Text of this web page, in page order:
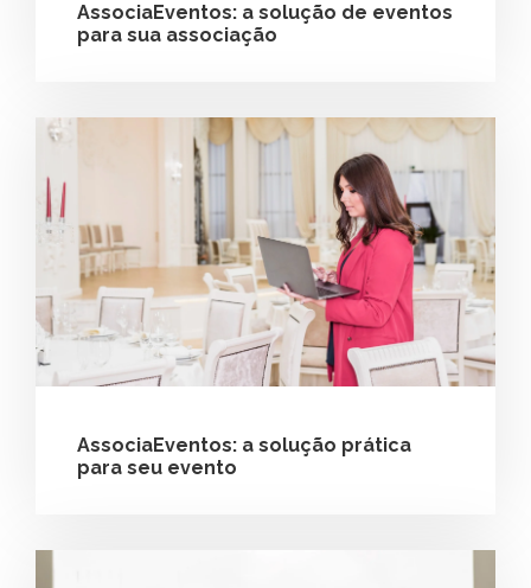
AssociaEventos: a solução de eventos
para sua associação
AssociaEventos: a solução prática
para seu evento